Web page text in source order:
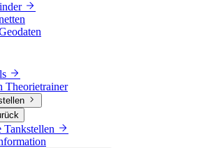
Theorietrainer
Tankstellen